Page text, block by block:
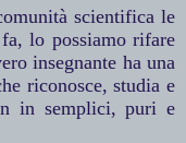
scientifica le
lo possiamo rifare
insegnante ha una
riconosce, studia e
in semplici, puri e